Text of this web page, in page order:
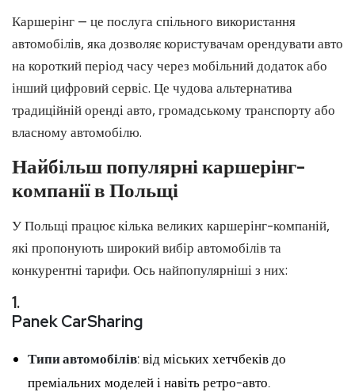
Каршерінг — це послуга спільного використання
автомобілів, яка дозволяє користувачам орендувати авто
на короткий період часу через мобільний додаток або
інший цифровий сервіс. Це чудова альтернатива
традиційній оренді авто, громадському транспорту або
власному автомобілю.
Найбільш популярні каршерінг-
компанії в Польщі
У Польщі працює кілька великих каршерінг-компаній,
які пропонують широкий вибір автомобілів та
конкурентні тарифи. Ось найпопулярніші з них:
1.
Panek CarSharing
Типи автомобілів: від міських хетчбеків до
преміальних моделей і навіть ретро-авто.